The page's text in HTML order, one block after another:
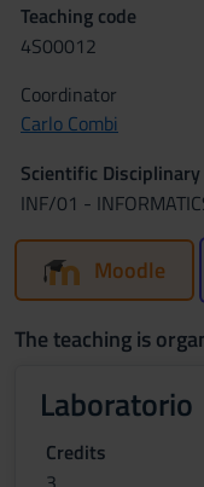
Teaching code
4S00012
Coordinator
Carlo Combi
Scientific Disciplinary
INF/01 -
Moodle
The teaching is
Laboratorio
Credits